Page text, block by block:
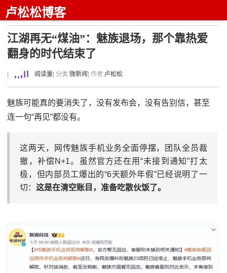
卢松松博客
江湖再无“煤油”：魅族退场，那个靠热爱
翻身的时代结束了
阅读量 | 分类:微新闻 | 作者:卢松松
魅族可能真的要消失了，没有发布会，没有告别信，甚至
连一句“再见”都没有。
这两天，网传魅族手机业务全面停摆，团队全员裁
撤，补偿N+1。虽然官方还在用“未接到通知”打太
极，但内部员工爆出的“6天额外年假”已经说明了一
切：这是在清空账目，准备吃散伙饭了。